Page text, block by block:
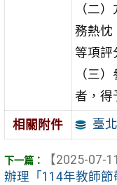
（二
務熱忱
等項評
（三
者，得
相關附件 臺
【2025-07-
辦理「114年教師節